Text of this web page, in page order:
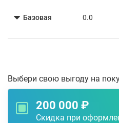
Базовая 0.0
Выбери свою выгоду на
200 000 ₽
Скидка при